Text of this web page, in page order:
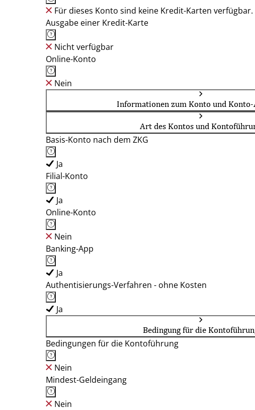
Für dieses Konto sind keine Kredit-Karten verfügbar.
Ausgabe einer Kredit-Karte
Nicht verfügbar
Online-Konto
Nein
Informationen zum Konto und
Art des Kontos und
Basis-Konto nach dem ZKG
Ja
Filial-Konto
Ja
Online-Konto
Nein
Banking-App
Ja
Authentisierungs-Verfahren - ohne Kosten
Ja
Bedingung für die
Bedingungen für die Kontoführung
Nein
Mindest-Geldeingang
Nein